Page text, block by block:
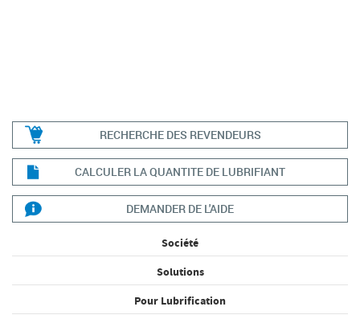
RECHERCHE DES REVENDEURS
CALCULER LA QUANTITE DE LUBRIFIANT
DEMANDER DE L'AIDE
Société
Solutions
Pour Lubrification